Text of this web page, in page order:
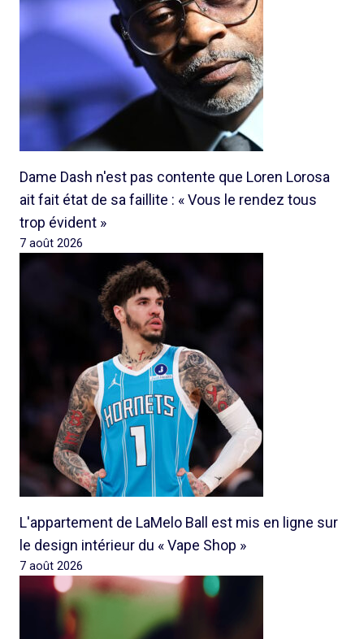
Dame Dash n'est pas contente que Loren Lorosa
ait fait état de sa faillite : « Vous le rendez tous
trop évident »
7 août 2026
L'appartement de LaMelo Ball est mis en ligne sur
le design intérieur du « Vape Shop »
7 août 2026